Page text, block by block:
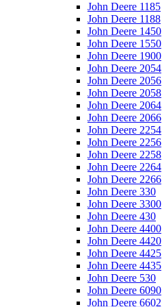
John Deere 1185
John Deere 1188
John Deere 1450
John Deere 1550
John Deere 1900
John Deere 2054
John Deere 2056
John Deere 2058
John Deere 2064
John Deere 2066
John Deere 2254
John Deere 2256
John Deere 2258
John Deere 2264
John Deere 2266
John Deere 330
John Deere 3300
John Deere 430
John Deere 4400
John Deere 4420
John Deere 4425
John Deere 4435
John Deere 530
John Deere 6090
John Deere 6602